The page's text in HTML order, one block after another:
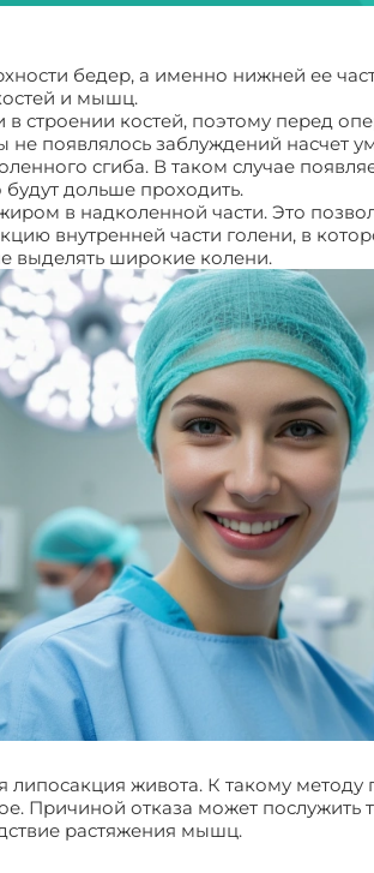
бедер, а именно нижней ее
и мышц.
костей, поэтому перед
появлялось заблуждений насчет
сгиба. В таком случае
дольше проходить.
в надколенной части. Это
внутренней части голени, в
выделять широкие колени.
живота. К такому
Причиной отказа может послужить
растяжения мышц.